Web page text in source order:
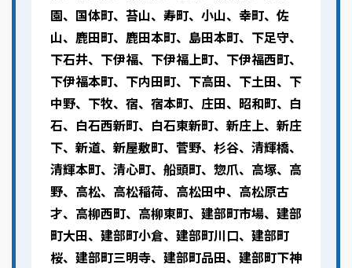
園、国体町、苔山、寿町、小山、幸町、佐
山、鹿田町、鹿田本町、島田本町、下足守、
下石井、下伊福、下伊福上町、下伊福西町、
下伊福本町、下内田町、下高田、下土田、下
中野、下牧、宿、宿本町、庄田、昭和町、白
石、白石西新町、白石東新町、新庄上、新庄
下、新道、新屋敷町、菅野、杉谷、清輝橋、
清輝本町、清心町、船頭町、惣爪、高塚、高
野、高松、高松稲荷、高松田中、高松原古
才、高柳西町、高柳東町、建部町市場、建部
町大田、建部町小倉、建部町川口、建部町
桜、建部町三明寺、建部町品田、建部町下神